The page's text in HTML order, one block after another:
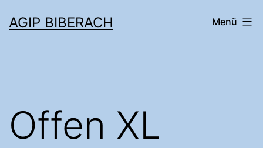
AGIP BIBERACH Menü
Offen XL